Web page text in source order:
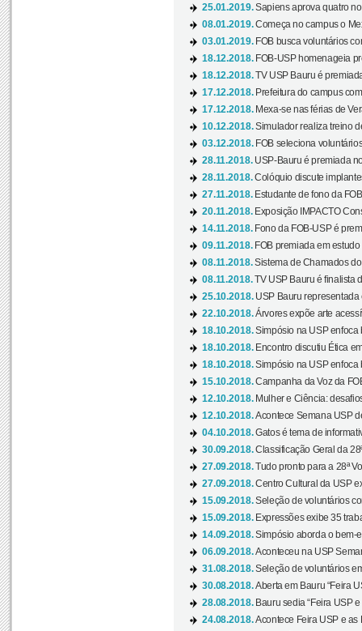
25.01.2019.Sapiens aprova quatro
08.01.2019.Começa no campus o
03.01.2019. FOB busca voluntários
18.12.2018. FOB-USP homenageia
18.12.2018.TV USP Bauru é
17.12.2018. Prefeitura do campus
17.12.2018. Mexa-se nas férias de
10.12.2018.Simulador realiza treino
03.12.2018. FOB seleciona
28.11.2018. USP-Bauru é premiada
28.11.2018.Colóquio discute
27.11.2018. Estudante de fono da
20.11.2018. Exposição IMPACTO
14.11.2018. Fono da FOB-USP é
09.11.2018. FOB premiada em estudo
08.11.2018.Sistema de Chamados
08.11.2018.TV USP Bauru é finalista
25.10.2018. USP Bauru representada
22.10.2018.Árvores expõe arte
18.10.2018.Simpósio na USP enfoca
18.10.2018. Encontro discutiu Ética
18.10.2018.Simpósio na USP enfoca
15.10.2018.Campanha da Voz da
12.10.2018. Mulher e Ciência:
12.10.2018.Acontece Semana USP
04.10.2018.Gatos é tema de
30.09.2018.Classificação Geral da
27.09.2018.Tudo pronto para a 28ª
27.09.2018.Centro Cultural da USP
15.09.2018.Seleção de voluntários
15.09.2018. Expressões exibe 35
14.09.2018.Simpósio aborda o bem-
06.09.2018.Aconteceu na USP
31.08.2018.Seleção de voluntários
30.08.2018.Aberta em Bauru “Feira
28.08.2018. Bauru sedia “Feira USP
24.08.2018.Acontece Feira USP e as